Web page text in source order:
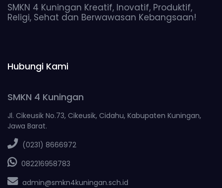
SMKN 4 Kuningan Kreatif, Inovatif, Produktif,
Religi, Sehat dan Berwawasan Kebangsaan!
Hubungi Kami
SMKN 4 Kuningan
Jl. Cikeusik No.73, Cikeusik, Cidahu, Kabupaten Kuningan,
Jawa Barat.
(0231) 8666972
082216958783
admin@smkn4kuningan.sch.id